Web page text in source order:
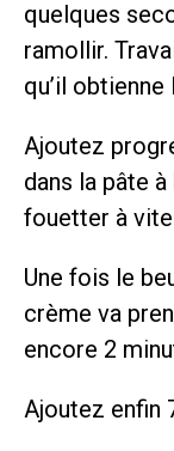
quelques
ramollir.
qu’il
Ajoutez
dans la pâte
fouetter à
Une fois le
crème va
encore 2
Ajoutez enfin